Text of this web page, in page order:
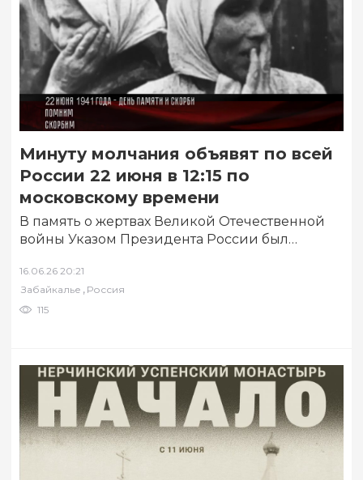
Минуту молчания объявят по всей
России 22 июня в 12:15 по
московскому времени
В память о жертвах Великой Отечественной
войны Указом Президента России был
16.06.26 20:21
Забайкалье , Россия
115